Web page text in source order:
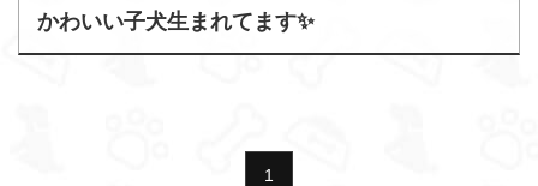
かわいい子犬生まれてます✨
1